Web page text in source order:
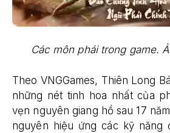
Các môn phái trong game.
Theo VNGGames, Thiên Long
những nét tinh hoa nhất của
vẹn nguyên giang hồ sau 17
nguyên hiệu ứng các kỹ năng